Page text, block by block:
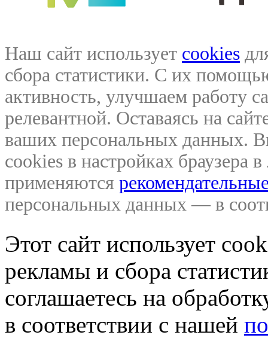
Наш сайт использует cookies
сбора статистики. С их
активность, улучшаем работу
релевантной. Оставаясь на
ваших персональных данных.
cookies в настройках браузера
применяются
персональных данных — в
Этот сайт использует
рекламы и сбора
соглашаетесь на
в соответствии с нашей